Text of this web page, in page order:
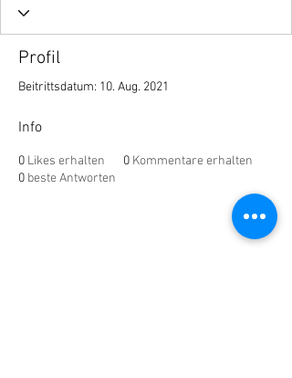
Profil
Beitrittsdatum: 10. Aug. 2021
Info
0 Likes erhalten 0 Kommentare erhalten
0 beste Antworten